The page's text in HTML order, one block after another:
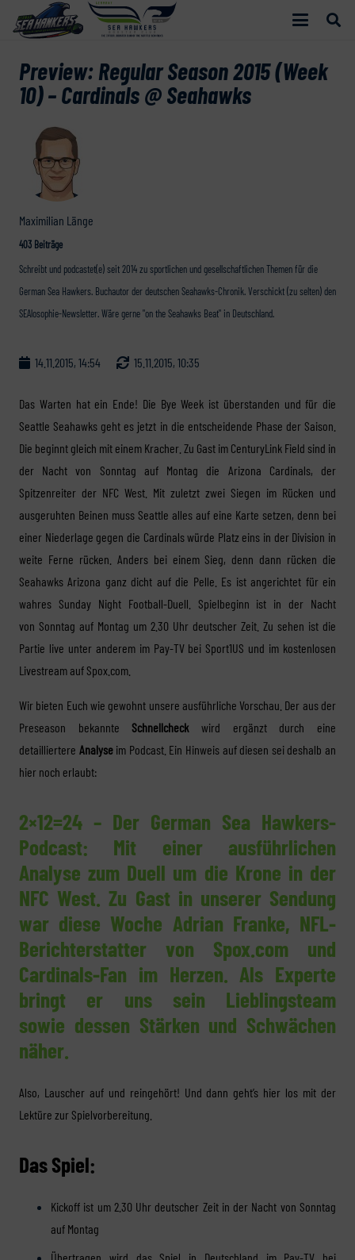
Maximilian Länge
403 Beiträge
Schreibt und podcastet(e) seit 2014 zu sportlichen und gesellschaftlichen Themen für die
German Sea Hawkers. Buchautor der deutschen Seahawks-Chronik. Verschickt (zu selten) den
SEAlosophie-Newsletter. Wäre gerne "on the Seahawks Beat" in Deutschland.
Preview: Regular Season 2015 (Week
10) – Cardinals @ Seahawks
14.11.2015, 14:54 15.11.2015, 10:35
Das Warten hat ein Ende! Die Bye Week ist überstanden und für die
Seattle Seahawks geht es jetzt in die entscheidende Phase der Saison.
Die beginnt gleich mit einem Kracher. Zu Gast im CenturyLink Field sind in
der Nacht von Sonntag auf Montag die Arizona Cardinals, der
Spitzenreiter der NFC West. Mit zuletzt zwei Siegen im Rücken und
ausgeruhten Beinen muss Seattle alles auf eine Karte setzen, denn bei
einer Niederlage gegen die Cardinals würde Platz eins in der Division in
weite Ferne rücken. Anders bei einem Sieg, denn dann rücken die
Seahawks Arizona ganz dicht auf die Pelle. Es ist angerichtet für ein
wahres Sunday Night Football-Duell. Spielbeginn ist in der Nacht
von Sonntag auf Montag um 2.30 Uhr deutscher Zeit. Zu sehen ist die
Partie live unter anderem im Pay-TV bei Sport1US und im kostenlosen
Livestream auf Spox.com.
Wir bieten Euch wie gewohnt unsere ausführliche Vorschau. Der aus der
Preseason bekannteSchnellcheck wird ergänzt durch eine
detailliertere Analyseim Podcast. Ein Hinweis auf diesen sei deshalb an
hier noch erlaubt:
2×12=24 – Der German Sea Hawkers-
Podcast: Mit einer ausführlichen
Analyse zum Duell um die Krone in der
NFC West. Zu Gast in unserer Sendung
war diese Woche Adrian Franke, NFL-
Berichterstatter von Spox.com und
Cardinals-Fan im Herzen. Als Experte
bringt er uns sein Lieblingsteam
sowie dessen Stärken und Schwächen
näher.
Also, Lauscher auf und reingehört! Und dann geht’s hier los mit der
Lektüre zur Spielvorbereitung.
Das Spiel:
Kickoff ist um 2.30 Uhr deutscher Zeit in der Nacht von Sonntag
auf Montag
Übertragen wird das Spiel in Deutschland im Pay-TV bei